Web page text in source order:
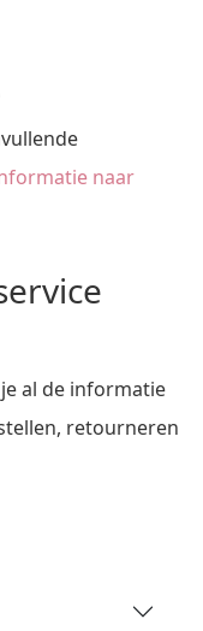
naar
al de informatie
retourneren